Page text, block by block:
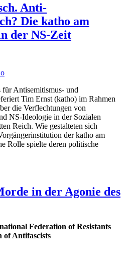
Anti-
Die katho am
der NS-Zeit
Antisemitismus- und
Tim Ernst (katho) im Rahmen
die Verflechtungen von
NS-Ideologie in der Sozialen
Reich. Wie gestalteten sich
der katho am
Rolle spielte deren politische
in der Agonie des
Federation of Resistants
of Antifascists